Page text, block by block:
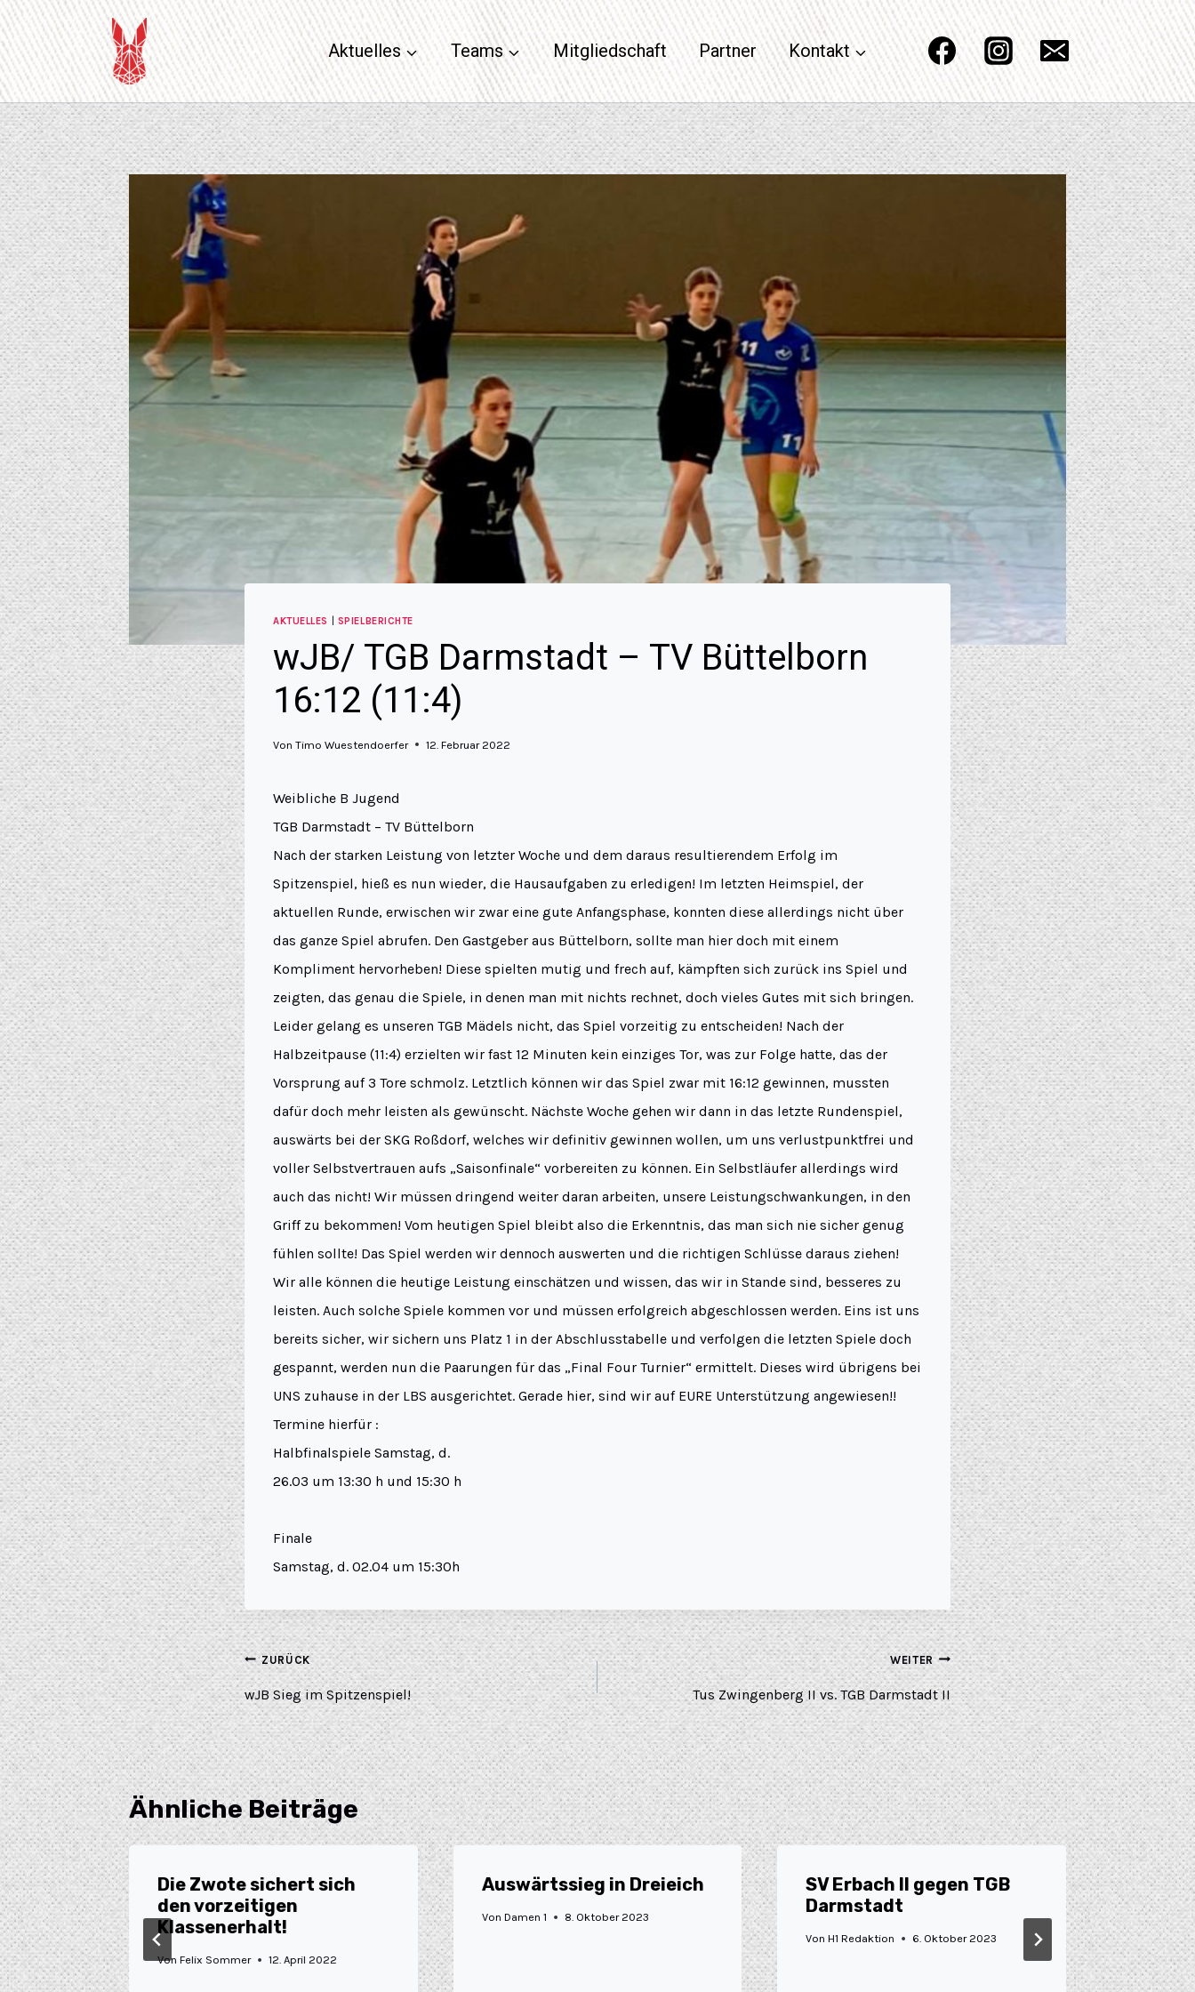
Aktuelles Teams Mitgliedschaft Partner Kontakt
AKTUELLES SPIELBERICHTE
wJB/ TGB Darmstadt – TV Büttelborn
16:12 (11:4)
Von Timo Wuestendoerfer 12. Februar 2022
Weibliche B Jugend
TGB Darmstadt – TV Büttelborn
Nach der starken Leistung von letzter Woche und dem daraus resultierendem Erfolg im
Spitzenspiel, hieß es nun wieder, die Hausaufgaben zu erledigen! Im letzten Heimspiel, der
aktuellen Runde, erwischen wir zwar eine gute Anfangsphase, konnten diese allerdings nicht über
das ganze Spiel abrufen. Den Gastgeber aus Büttelborn, sollte man hier doch mit einem
Kompliment hervorheben! Diese spielten mutig und frech auf, kämpften sich zurück ins Spiel und
zeigten, das genau die Spiele, in denen man mit nichts rechnet, doch vieles Gutes mit sich bringen.
Leider gelang es unseren TGB Mädels nicht, das Spiel vorzeitig zu entscheiden! Nach der
Halbzeitpause (11:4) erzielten wir fast 12 Minuten kein einziges Tor, was zur Folge hatte, das der
Vorsprung auf 3 Tore schmolz. Letztlich können wir das Spiel zwar mit 16:12 gewinnen, mussten
dafür doch mehr leisten als gewünscht. Nächste Woche gehen wir dann in das letzte Rundenspiel,
auswärts bei der SKG Roßdorf, welches wir definitiv gewinnen wollen, um uns verlustpunktfrei und
voller Selbstvertrauen aufs „Saisonfinale“ vorbereiten zu können. Ein Selbstläufer allerdings wird
auch das nicht! Wir müssen dringend weiter daran arbeiten, unsere Leistungschwankungen, in den
Griff zu bekommen! Vom heutigen Spiel bleibt also die Erkenntnis, das man sich nie sicher genug
fühlen sollte! Das Spiel werden wir dennoch auswerten und die richtigen Schlüsse daraus ziehen!
Wir alle können die heutige Leistung einschätzen und wissen, das wir in Stande sind, besseres zu
leisten. Auch solche Spiele kommen vor und müssen erfolgreich abgeschlossen werden. Eins ist uns
bereits sicher, wir sichern uns Platz 1 in der Abschlusstabelle und verfolgen die letzten Spiele doch
gespannt, werden nun die Paarungen für das „Final Four Turnier“ ermittelt. Dieses wird übrigens bei
UNS zuhause in der LBS ausgerichtet. Gerade hier, sind wir auf EURE Unterstützung angewiesen!!
Termine hierfür :
Halbfinalspiele Samstag, d.
26.03 um 13:30 h und 15:30 h
Finale
Samstag, d. 02.04 um 15:30h
ZURÜCK
wJB Sieg im Spitzenspiel!
WEITER
Tus Zwingenberg II vs. TGB Darmstadt II
Ähnliche Beiträge
Die Zwote sichert sich
den vorzeitigen
Klassenerhalt!
Von Felix Sommer 12. April 2022
Auswärtssieg in Dreieich
Von Damen 1 8. Oktober 2023
SV Erbach II gegen TGB
Darmstadt
Von H1 Redaktion 6. Oktober 2023
H3:
Von Marco